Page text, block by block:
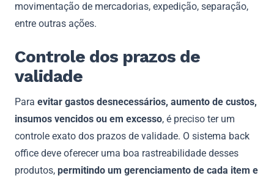
movimentação de mercadorias, expedição, separação,
entre outras ações.
Controle dos prazos de
validade
Para evitar gastos desnecessários, aumento de custos,
insumos vencidos ou em excesso, é preciso ter um
controle exato dos prazos de validade. O sistema back
office deve oferecer uma boa rastreabilidade desses
produtos, permitindo um gerenciamento de cada item e